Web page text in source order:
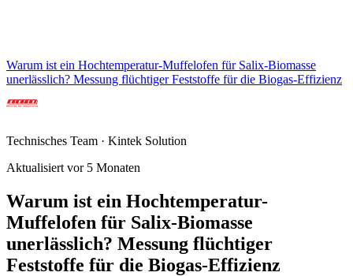
Warum ist ein Hochtemperatur-Muffelofen für Salix-Biomasse
unerlässlich? Messung flüchtiger Feststoffe für die Biogas-Effizienz
Technisches Team · Kintek Solution
Aktualisiert vor 5 Monaten
Warum ist ein Hochtemperatur-
Muffelofen für Salix-Biomasse
unerlässlich? Messung flüchtiger
Feststoffe für die Biogas-Effizienz